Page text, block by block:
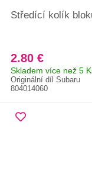
Středící kolík
2.80 €
Skladem více než 5
Originální díl Subaru
804014060